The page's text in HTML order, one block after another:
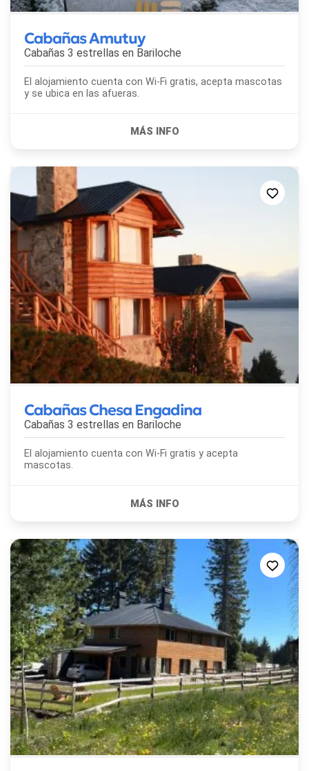
Cabañas Amutuy
Cabañas 3 estrellas en Bariloche
El alojamiento cuenta con Wi-Fi gratis, acepta mascotas
y se ubica en las afueras.
Cabañas Chesa Engadina
Cabañas 3 estrellas en Bariloche
El alojamiento cuenta con Wi-Fi gratis y acepta
mascotas.